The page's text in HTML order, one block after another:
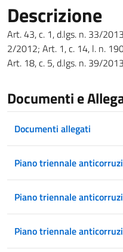
Descrizione
Art. 43, c. 1, d.lgs. n. 33/
2/2012; Art. 1, c. 14, l. n.
Art. 18, c. 5, d.lgs. n. 39/2013
Documenti e
Documenti allegati
Piano triennale
Piano triennale
Piano triennale